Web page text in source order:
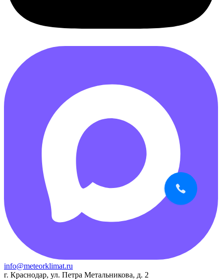
info@meteorklimat.ru
г. Краснодар, ул. Петра Метальникова, д. 2